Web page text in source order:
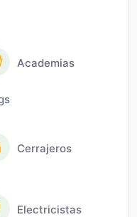
Academias
Cerrajeros
Electricistas